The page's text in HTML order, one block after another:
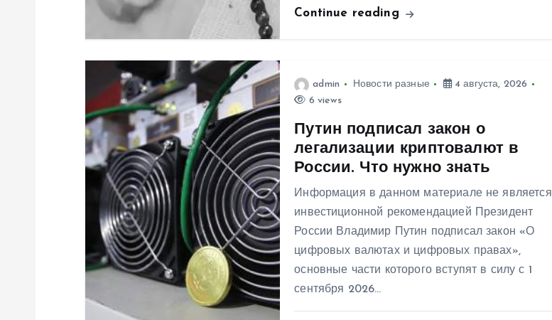
Continue reading
admin Новости разные
4 августа, 2026
6 views
Путин подписал закон о
легализации криптовалют в
России. Что нужно знать
Информация в данном материале не является
инвестиционной рекомендацией Президент
России Владимир Путин подписал закон «О
цифровых валютах и цифровых правах»,
основные части которого вступят в силу с 1
сентября 2026…